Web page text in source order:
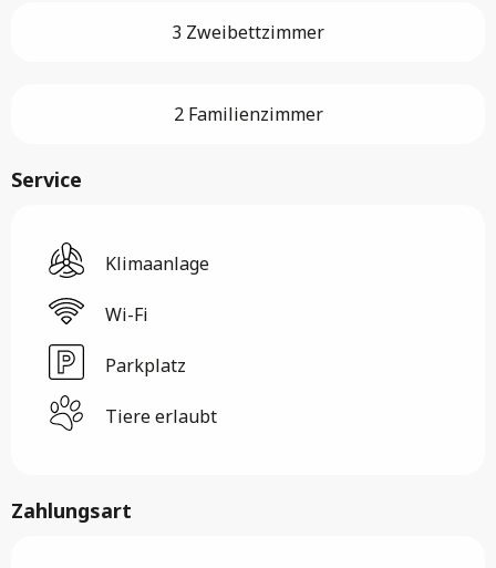
3 Zweibettzimmer
2 Familienzimmer
Service
Klimaanlage
Wi-Fi
Parkplatz
Tiere erlaubt
Zahlungsart